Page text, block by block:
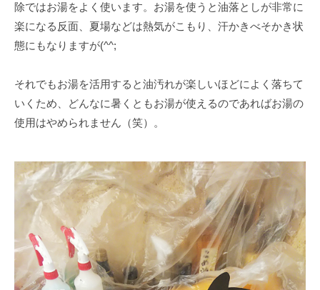
除ではお湯をよく使います。お湯を使うと油落としが非常に
楽になる反面、夏場などは熱気がこもり、汗かきべそかき状
態にもなりますが(^^;
それでもお湯を活用すると油汚れが楽しいほどによく落ちて
いくため、どんなに暑くともお湯が使えるのであればお湯の
使用はやめられません（笑）。